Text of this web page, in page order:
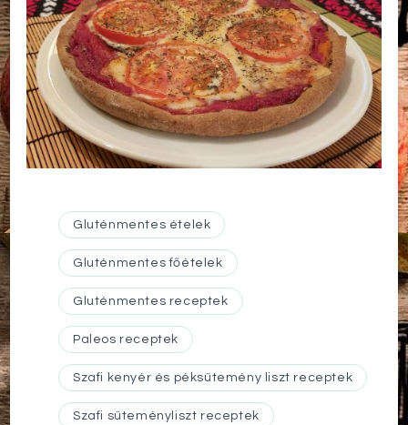
Gluténmentes ételek
Gluténmentes főételek
Gluténmentes receptek
Paleos receptek
Szafi kenyér és péksütemény liszt receptek
Szafi süteményliszt receptek